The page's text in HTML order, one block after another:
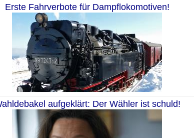
Erste Fahrverbote für Dampflokomotiven!
aufgeklärt: Der Wähler ist schuld!